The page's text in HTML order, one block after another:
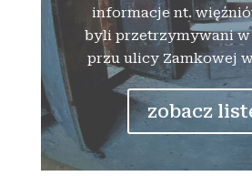
informacje nt.
byli przetrzymywani
przu ulicy Zamkowej
zobacz